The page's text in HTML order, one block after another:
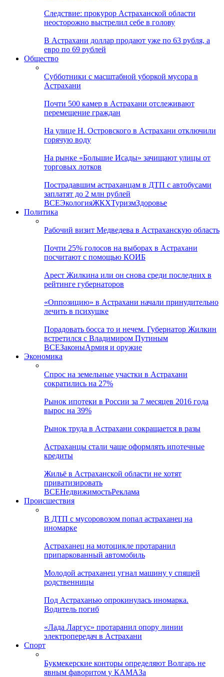
Следствие: прокурор Астраханской области
неосторожно выстрелил себе в голову
В Астрахани доллар продают уже по 63 рубля, а
евро по 69 рублей
Общество
Субботники с масштабной уборкой мусора в
Астрахани
Почти 500 камер в Астрахани отслеживают
перемещение граждан
На улице Н. Островского в Астрахани отключили
горячую воду
На рынке «Большие Исады» зачищают улицы от
торговых лотков
Пострадавшим астраханцам в ДТП с автобусами
заплатят до 2 млн рублей
ВСЕЭкологияЖКХТуризмЗдоровье
Политика
Рабочий визит Медведева в Астраханскую область
Почти 25% голосов на выборах в Астрахани
посчитают с помощью КОИБ
Арест Жилкина или он снова среди последних в
рейтинге губернаторов
«Оппозицию» в Астрахани начали принудительно
лечить в психушке
Порадовать босса то и нечем. Губернатор Жилкин
встретился с Владимиром Путиным
ВСЕЗаконыАрмия и оружие
Экономика
Спрос на земельные участки в Астрахани
сократились на 27%
Рынок ипотеки в России за 7 месяцев 2016 года
вырос на 39%
Рынок труда в Астрахани сокращается в разы
Астраханцы стали чаще оформлять ипотечные
кредиты
Жильё в Астраханской области не хотят
приватизировать
ВСЕНедвижимостьРеклама
Происшествия
В ДТП с мусоровозом попал астраханец на
иномарке
Астраханец на мотоцикле протаранил
припаркованный автомобиль
Молодой астраханец угнал машину у спящей
родственницы
Под Астраханью опрокинулась иномарка.
Водитель погиб
«Лада Ларгус» протаранил опору линии
электропередач в Астрахани
Спорт
Букмекерские конторы определяют Волгарь не
явным фаворитом у КАМАЗа